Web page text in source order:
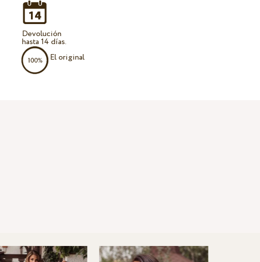
Devolución
hasta 14 días.
El original